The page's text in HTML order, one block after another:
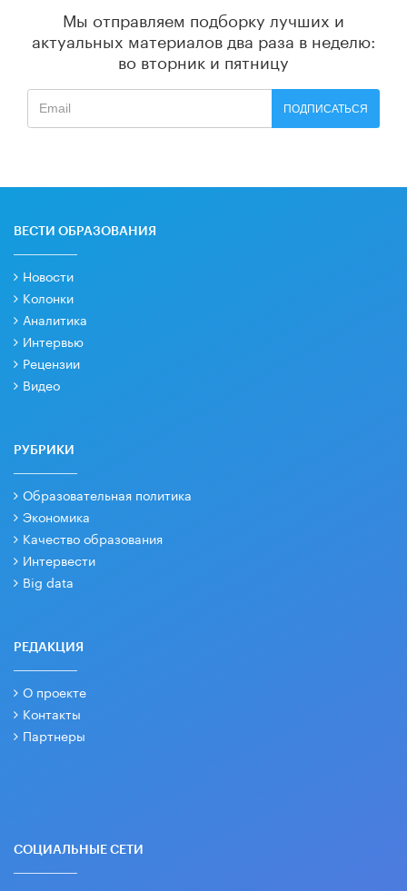
Мы отправляем подборку лучших и
актуальных материалов два раза в неделю:
во вторник и пятницу
ПОДПИСАТЬСЯ
ВЕСТИ ОБРАЗОВАНИЯ
Новости
Колонки
Аналитика
Интервью
Рецензии
Видео
РУБРИКИ
Образовательная политика
Экономика
Качество образования
Интервести
Big data
РЕДАКЦИЯ
О проекте
Контакты
Партнеры
СОЦИАЛЬНЫЕ СЕТИ